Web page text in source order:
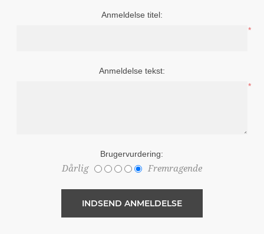
Anmeldelse titel:
*
Anmeldelse tekst:
*
Brugervurdering:
Dårlig Fremragende